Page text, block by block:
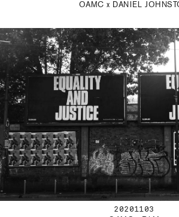
OAMC x DANIEL
20201103